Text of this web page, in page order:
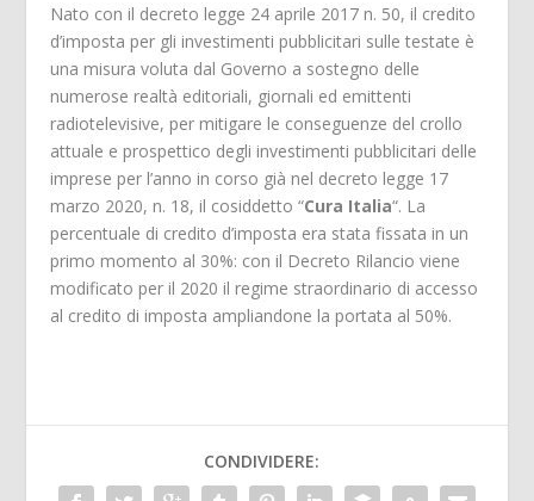
Nato con il decreto legge 24 aprile 2017 n. 50, il credito
d’imposta per gli investimenti pubblicitari sulle testate è
una misura voluta dal Governo a sostegno delle
numerose realtà editoriali, giornali ed emittenti
radiotelevisive, per mitigare le conseguenze del crollo
attuale e prospettico degli investimenti pubblicitari delle
imprese per l’anno in corso già nel decreto legge 17
marzo 2020, n. 18, il cosiddetto “Cura Italia“. La
percentuale di credito d’imposta era stata fissata in un
primo momento al 30%: con il Decreto Rilancio viene
modificato per il 2020 il regime straordinario di accesso
al credito di imposta ampliandone la portata al 50%.
CONDIVIDERE: